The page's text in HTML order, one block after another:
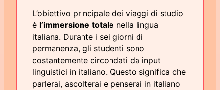
L’obiettivo principale dei viaggi di studio
è l’immersione totale nella lingua
italiana. Durante i sei giorni di
permanenza, gli studenti sono
costantemente circondati da input
linguistici in italiano. Questo significa che
parlerai, ascolterai e penserai in italiano